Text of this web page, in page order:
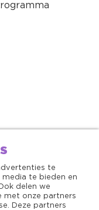
te
te bieden en
delen we
met onze partners
Deze partners